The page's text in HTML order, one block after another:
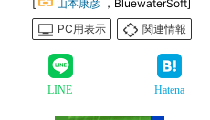
[ 山本康彦 ，BluewaterSoft]
PC用表示
関連情報
LINE Hatena